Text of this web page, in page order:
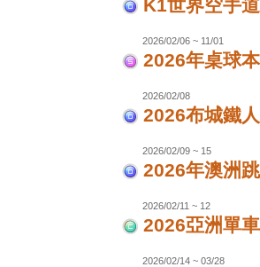
K1世界空手
2026/02/06 ~ 11/01
2026年桌球
2026/02/08
2026布城鐵
2026/02/09 ~ 15
2026年澳洲
2026/02/11 ~ 12
2026亞洲單
2026/02/14 ~ 03/28